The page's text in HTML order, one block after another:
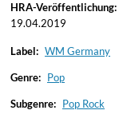
HRA-Veröffentlichung:
19.04.2019
Label: WM Germany
Genre: Pop
Subgenre: Pop Rock